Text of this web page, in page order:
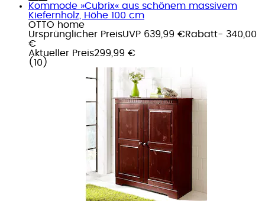
Kommode »Cubrix« aus schönem massivem
Kiefernholz, Höhe 100 cm
OTTO home
Ursprünglicher PreisUVP 639,99 €Rabatt- 340,00
€
Aktueller Preis299,99 €
( 10 )